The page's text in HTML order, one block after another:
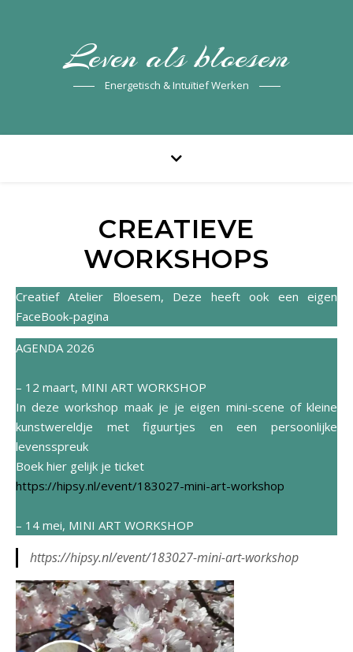
Leven als bloesem
Energetisch & Intuïtief Werken
CREATIEVE
WORKSHOPS
Creatief Atelier Bloesem, Deze heeft ook een eigen
FaceBook-pagina
AGENDA 2026
– 12 maart, MINI ART WORKSHOP
In deze workshop maak je je eigen mini-scene of kleine
kunstwereldje met figuurtjes en een persoonlijke
levensspreuk
Boek hier gelijk je ticket
https://hipsy.nl/event/183027-mini-art-workshop
– 14 mei, MINI ART WORKSHOP
https://hipsy.nl/event/183027-mini-art-workshop